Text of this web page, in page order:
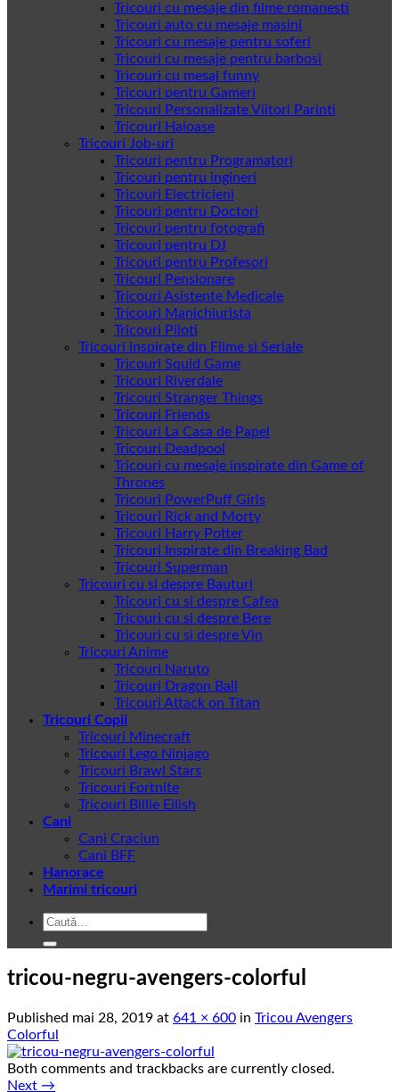
Tricouri cu mesaje din filme romanesti
Tricouri auto cu mesaje masini
Tricouri cu mesaje pentru soferi
Tricouri cu mesaje pentru barbosi
Tricouri cu mesaj funny
Tricouri pentru Gameri
Tricouri Personalizate Viitori Parinti
Tricouri Haioase
Tricouri Job-uri
Tricouri pentru Programatori
Tricouri pentru ingineri
Tricouri Electricieni
Tricouri pentru Doctori
Tricouri pentru fotografi
Tricouri pentru DJ
Tricouri pentru Profesori
Tricouri Pensionare
Tricouri Asistente Medicale
Tricouri Manichiurista
Tricouri Piloti
Tricouri inspirate din Filme si Seriale
Tricouri Squid Game
Tricouri Riverdale
Tricouri Stranger Things
Tricouri Friends
Tricouri La Casa de Papel
Tricouri Deadpool
Tricouri cu mesaje inspirate din Game of
Thrones
Tricouri PowerPuff Girls
Tricouri Rick and Morty
Tricouri Harry Potter
Tricouri Inspirate din Breaking Bad
Tricouri Superman
Tricouri cu si despre Bauturi
Tricouri cu si despre Cafea
Tricouri cu si despre Bere
Tricouri cu si despre Vin
Tricouri Anime
Tricouri Naruto
Tricouri Dragon Ball
Tricouri Attack on Titan
Tricouri Copii
Tricouri Minecraft
Tricouri Lego Ninjago
Tricouri Brawl Stars
Tricouri Fortnite
Tricouri Billie Eilish
Cani
Cani Craciun
Cani BFF
Hanorace
Marimi tricouri
Caută
tricou-negru-avengers-colorful
Published mai 28, 2019 at 641 × 600 in Tricou Avengers
Colorful
Both comments and trackbacks are currently closed.
Next →